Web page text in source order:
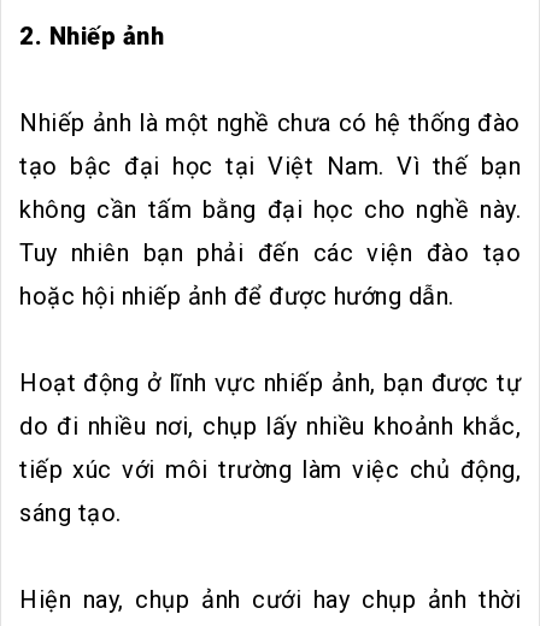
2. Nhiếp ảnh
Nhiếp ảnh là một nghề chưa có hệ thống đào
tạo bậc đại học tại Việt Nam. Vì thế bạn
không cần tấm bằng đại học cho nghề này.
Tuy nhiên bạn phải đến các viện đào tạo
hoặc hội nhiếp ảnh để được hướng dẫn.
Hoạt động ở lĩnh vực nhiếp ảnh, bạn được tự
do đi nhiều nơi, chụp lấy nhiều khoảnh khắc,
tiếp xúc với môi trường làm việc chủ động,
sáng tạo.
Hiện nay, chụp ảnh cưới hay chụp ảnh thời